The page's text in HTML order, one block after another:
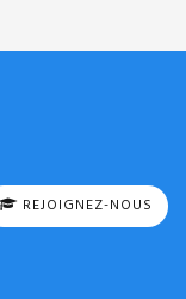
REJOIGNEZ-NOUS